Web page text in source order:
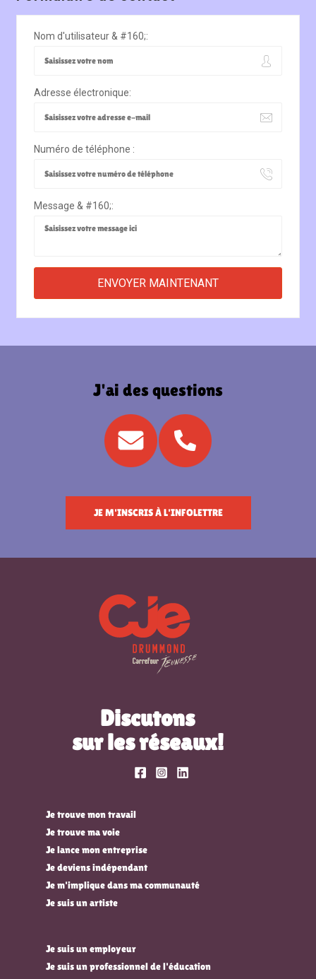
Nom d'utilisateur & #160;:
Adresse électronique:
Numéro de téléphone :
Message & #160;:
J'ai des questions
JE M'INSCRIS À L'INFOLETTRE
Discutons
sur les réseaux!
Je trouve mon travail
Je trouve ma voie
Je lance mon entreprise
Je deviens indépendant
Je m'implique dans ma communauté
Je suis un artiste
Je suis un employeur
Je suis un professionnel de l'éducation